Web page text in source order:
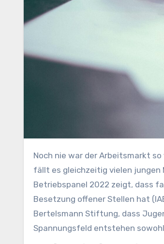
Noch nie war der Arbeitsmarkt so voller Gegensätze. Während ganze Branchen über Fachkräftemangel klagen,
fällt es gleichzeitig vielen jungen
Betriebspanel 2022 zeigt, dass
Besetzung offener Stellen hat
Bertelsmann Stiftung, dass
Spannungsfeld entstehen